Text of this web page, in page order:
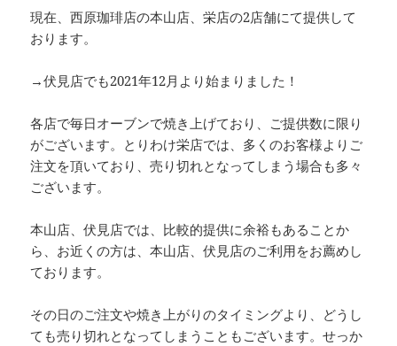
現在、西原珈琲店の本山店、栄店の2店舗にて提供して
おります。
→伏見店でも2021年12月より始まりました！
各店で毎日オーブンで焼き上げており、ご提供数に限り
がございます。とりわけ栄店では、多くのお客様よりご
注文を頂いており、売り切れとなってしまう場合も多々
ございます。
本山店、伏見店では、比較的提供に余裕もあることか
ら、お近くの方は、本山店、伏見店のご利用をお薦めし
ております。
その日のご注文や焼き上がりのタイミングより、どうし
ても売り切れとなってしまうこともございます。せっか